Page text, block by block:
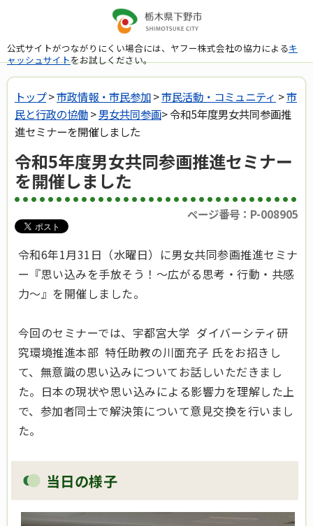
公式サイトがつながりにくい場合には、ヤフー株式会社の協力によるキ
ャッシュサイトをお試しください。
トップ>市政情報・市民参加>市民活動・コミュニティ >市
民と行政の協働>男女共同参画> 令和5年度男女共同参画推
進セミナーを開催しました
令和5年度男女共同参画推進セミナー
を開催しました
ページ番号：P-008905
令和6年1月31日（水曜日）に男女共同参画推進セミナ
ー『思い込みを手放そう！～広がる思考・行動・共感
力～』を開催しました。
今回のセミナーでは、宇都宮大学 ダイバーシティ研
究環境推進本部 特任助教の川面充子 氏をお招きし
て、無意識の思い込みについてお話しいただきまし
た。日本の現状や思い込みによる影響力を理解した上
で、 参加者同士で解決策について意見交換を行いまし
た。
当日の様子